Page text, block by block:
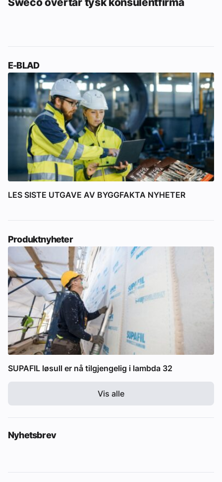
E-BLAD
LES SISTE UTGAVE AV BYGGFAKTA NYHETER
Produktnyheter
SUPAFIL løsull er nå tilgjengelig i lambda 32
Vis alle
Nyhetsbrev